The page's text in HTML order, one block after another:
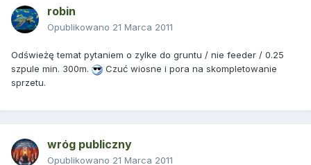
robin
Opublikowano 21 Marca 2011
Odświeżę temat pytaniem o zylke do gruntu / nie feeder / 0.25
szpule min. 300m.
Czuć wiosne i pora na skompletowanie
sprzetu.
wróg publiczny
Opublikowano 21 Marca 2011